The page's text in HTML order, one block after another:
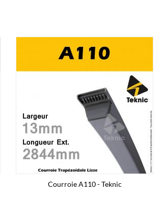
Courroie A110 - Teknic